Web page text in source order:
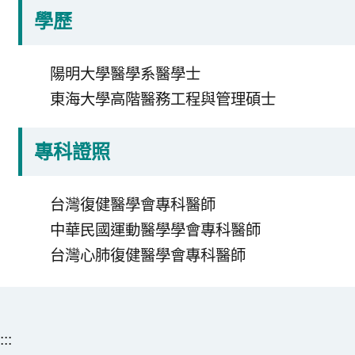
學歷
陽明大學醫學系醫學士
東海大學高階醫務工程與管理碩士
專科證照
台灣復健醫學會專科醫師
中華民國運動醫學學會專科醫師
台灣心肺復健醫學會專科醫師
:::